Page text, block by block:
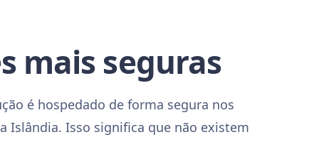
mais seguras
é hospedado de forma segura nos
Islândia. Isso significa que não existem